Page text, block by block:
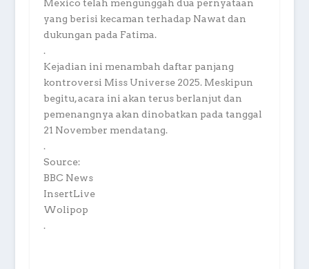
Mexico telah mengunggah dua pernyataan
yang berisi kecaman terhadap Nawat dan
dukungan pada Fatima.
.
Kejadian ini menambah daftar panjang
kontroversi Miss Universe 2025. Meskipun
begitu, acara ini akan terus berlanjut dan
pemenangnya akan dinobatkan pada tanggal
21 November mendatang.
.
Source:
BBC News
InsertLive
Wolipop
.